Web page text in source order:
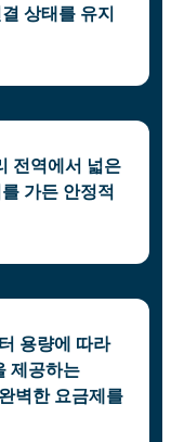
상태를 유지
전역에서 넓은
가든 안정적
용량에 따라
제공하는
벽한 요금제를